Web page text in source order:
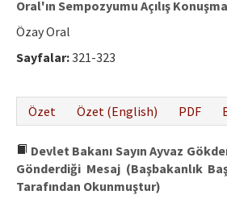
Oral'ın Sempozyumu Açılış
Özay Oral
Sayfalar:321-323
Özet
Özet (English) PDF
Devlet Bakanı Sayın Ayvaz
Gönderdiği Mesaj (Başbakanlık
Tarafından Okunmuştur)